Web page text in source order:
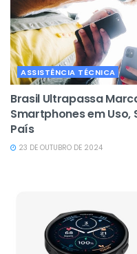
ASSISTÊNCIA TÉCNICA
Brasil Ultrapassa
Smartphones em
País
23 DE OUTUBRO DE 2024